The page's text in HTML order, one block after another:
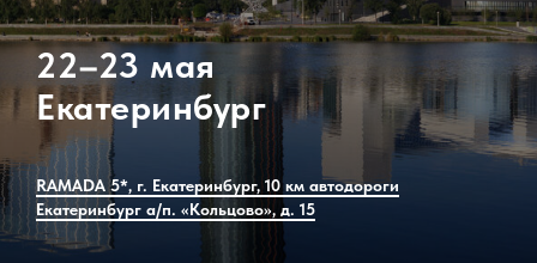
22–23 мая
Екатеринбург
RAMADA 5*, г. Екатеринбург, 10 км автодороги
Екатеринбург а/п. «Кольцово», д. 15